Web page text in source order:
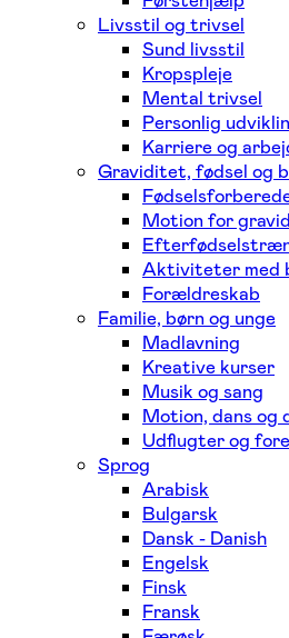
Livsstil og trivsel
Sund livsstil
Kropspleje
Mental trivsel
Personlig
Karriere og
Graviditet, fødsel og
Motion for
Aktiviteter med
Forældreskab
Familie, børn og unge
Madlavning
Kreative kurser
Musik og sang
Motion, dans og
Udflugter og
Sprog
Arabisk
Bulgarsk
Dansk - Danish
Engelsk
Finsk
Fransk